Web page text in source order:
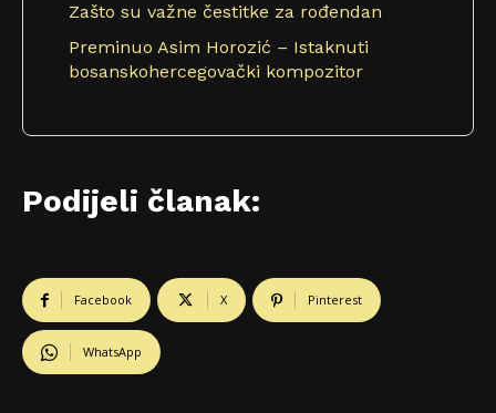
Zašto su važne čestitke za rođendan
Preminuo Asim Horozić – Istaknuti
bosanskohercegovački kompozitor
Podijeli članak:
Facebook X Pinterest
WhatsApp